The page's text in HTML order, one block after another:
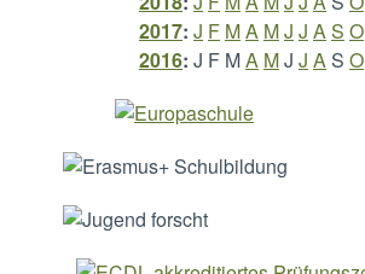
2017: J F MA MJ J AS O
2016: J F MA MJ J AS O